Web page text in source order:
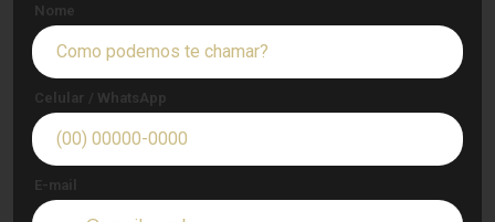
Nome
Celular / WhatsApp
E-mail